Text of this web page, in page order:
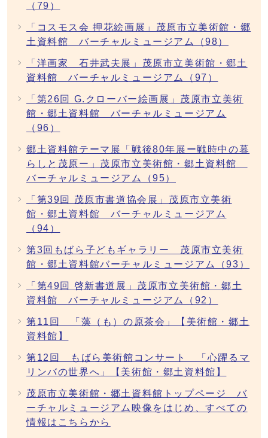
（79）
「コスモス会 押花絵画展」茂原市立美術館・郷
土資料館 バーチャルミュージアム（98）
「洋画家 石井武夫展」茂原市立美術館・郷土
資料館 バーチャルミュージアム（97）
「第26回 G.クローバー絵画展」茂原市立美術
館・郷土資料館 バーチャルミュージアム
（96）
郷土資料館テーマ展「戦後80年展ー戦時中の暮
らしと茂原ー」茂原市立美術館・郷土資料館
バーチャルミュージアム（95）
「第39回 茂原市書道協会展」茂原市立美術
館・郷土資料館 バーチャルミュージアム
（94）
第3回もばら子どもギャラリー 茂原市立美術
館・郷土資料館バーチャルミュージアム（93）
「第49回 啓新書道展」茂原市立美術館・郷土
資料館 バーチャルミュージアム（92）
第11回 「藻（も）の原茶会」【美術館・郷土
資料館】
第12回 もばら美術館コンサート 「心躍るマ
リンバの世界へ」【美術館・郷土資料館】
茂原市立美術館・郷土資料館トップページ バ
ーチャルミュージアム映像をはじめ、すべての
情報はこちらから